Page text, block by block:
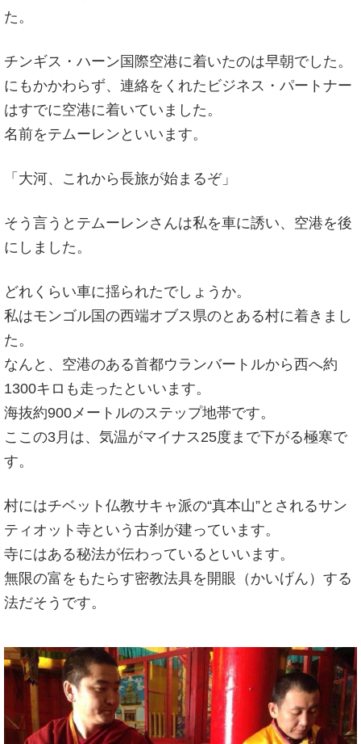
た。
チンギス・ハーン国際空港に着いたのは早朝でした。
にもかかわらず、連絡をくれたビジネス・パートナー
はすでに空港に着いていました。
名前をテムーレンといいます。
「大河、これから長旅が始まるぞ」
そう言うとテムーレンさんは私を車に誘い、空港を後
にしました。
どれくらい車に揺られたでしょうか。
私はモンゴル国の西端オブス県のとある村に着きまし
た。
なんと、空港のある首都ウランバートルから西へ約
1300キロも走ったといいます。
海抜約900メートルのステップ地帯です。
ここの3月は、気温がマイナス25度まで下がる極寒で
す。
村にはチベット仏教サキャ派の“真本山”とされるサン
ティオット寺という古刹が建っています。
寺にはある秘法が伝わっているといいます。
無限の富をもたらす密教法具を開眼（かいげん）する
法だそうです。